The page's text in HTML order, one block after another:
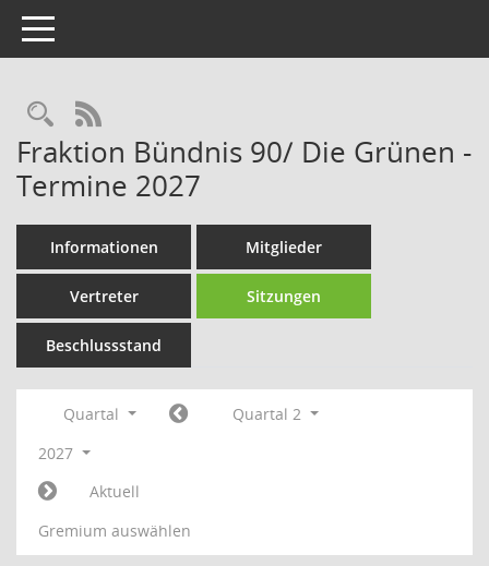
Toggle navigation
Rechercheauswahl
RSS-Feed
Fraktion Bündnis 90/ Die Grünen -
Termine 2027
Informationen Mitglieder
Vertreter Sitzungen
Beschlussstand
Quartal
Quartal 2
2027
Aktuell
Gremium auswählen